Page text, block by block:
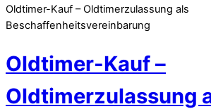
Oldtimer-Kauf – Oldtimerzulassung als
Beschaffenheitsvereinbarung
Oldtimer-Kauf –
Oldtimerzulassung